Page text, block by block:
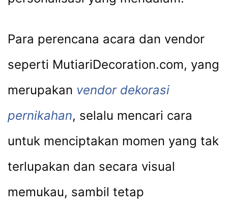
Para perencana acara dan vendor
seperti MutiariDecoration.com, yang
merupakan vendor dekorasi
pernikahan, selalu mencari cara
untuk menciptakan momen yang tak
terlupakan dan secara visual
memukau, sambil tetap